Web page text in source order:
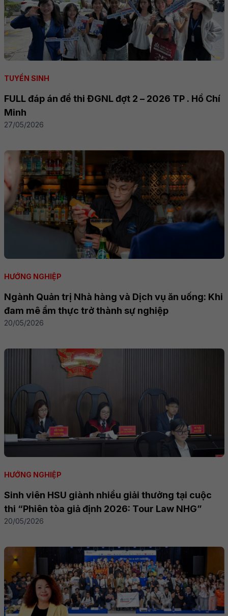
TUYỂN SINH
FULL đáp án đề thi ĐGNL đợt 2 – 2026 TP . Hồ Chí
Minh
27/05/2026
HƯỚNG NGHIỆP
Ngành Quản trị Nhà hàng và Dịch vụ ăn uống: Khi
đam mê ẩm thực trở thành sự nghiệp
20/05/2026
HƯỚNG NGHIỆP
Sinh viên HSU giành nhiều giải thưởng tại cuộc
thi “Phiên tòa giả định 2026: Tour Law NHG”
20/05/2026